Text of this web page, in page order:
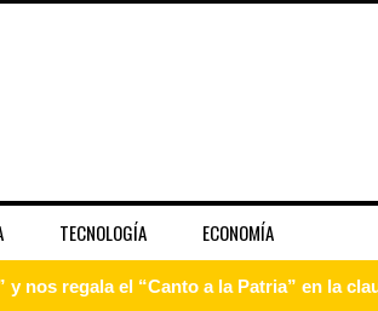
TECNOLOGÍA ECONOMÍA
nos regala el “Canto a la Patria” en la